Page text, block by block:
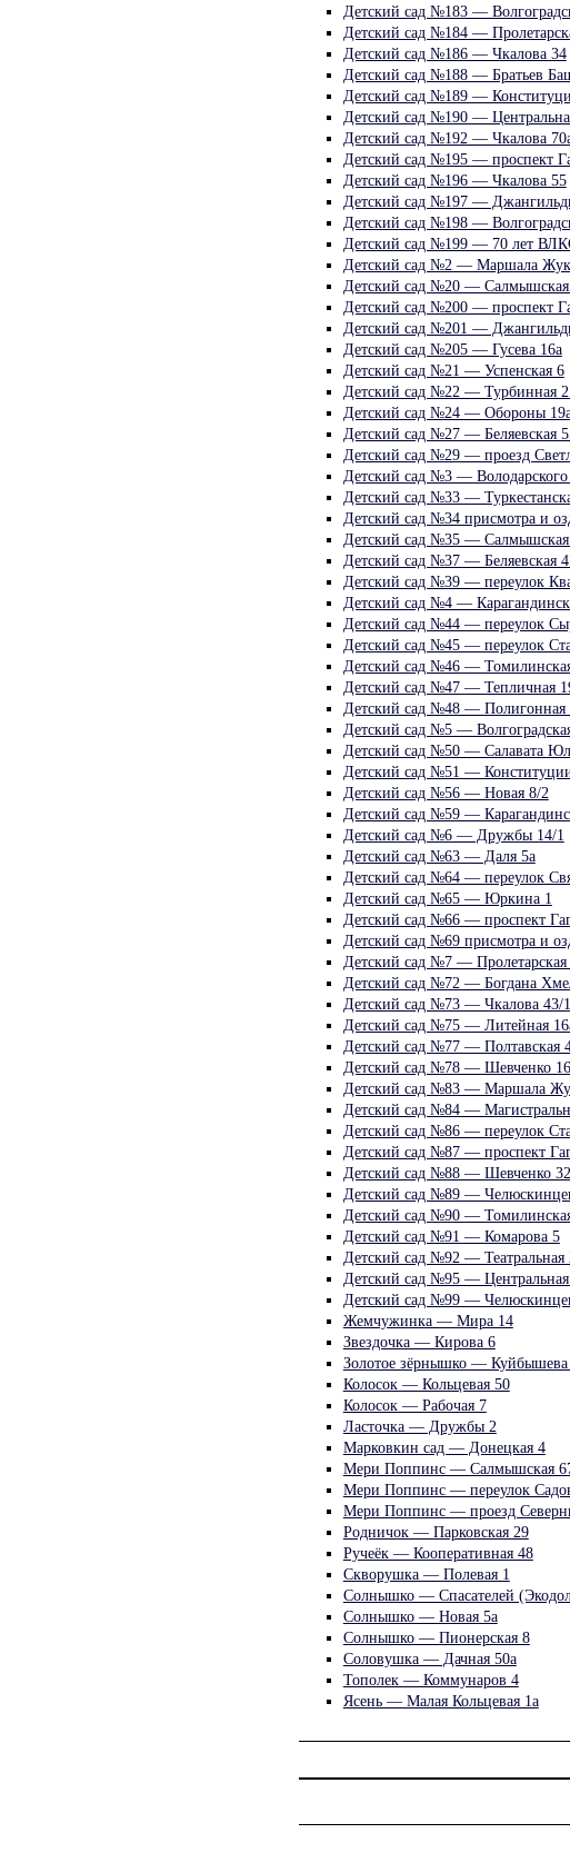
Детский сад №183 —
Детский сад №184 —
Детский сад №186 — Чкалова 34
Детский сад №188 — Братьев
Детский сад №189 —
Детский сад №190 —
Детский сад №192 — Чкалова
Детский сад №195 — проспект
Детский сад №196 — Чкалова 55
Детский сад №197 —
Детский сад №198 —
Детский сад №199 — 70 лет
Детский сад №2 — Маршала
Детский сад №20 — Салмышская
Детский сад №200 — проспект
Детский сад №201 —
Детский сад №205 — Гусева 16а
Детский сад №21 — Успенская 6
Детский сад №22 — Турбинная
Детский сад №24 — Обороны
Детский сад №27 — Беляевская
Детский сад №29 — проезд
Детский сад №3 —
Детский сад №33 —
Детский сад №34 присмотра и
Детский сад №35 — Салмышская
Детский сад №37 — Беляевская
Детский сад №39 — переулок
Детский сад №4 —
Детский сад №44 — переулок
Детский сад №45 — переулок
Детский сад №46 —
Детский сад №47 — Тепличная
Детский сад №48 — Полигонная
Детский сад №5 —
Детский сад №50 — Салавата
Детский сад №51 —
Детский сад №56 — Новая 8/2
Детский сад №59 —
Детский сад №6 — Дружбы 14/1
Детский сад №63 — Даля 5а
Детский сад №64 — переулок
Детский сад №65 — Юркина 1
Детский сад №66 — проспект
Детский сад №69 присмотра и
Детский сад №7 — Пролетарская
Детский сад №72 — Богдана
Детский сад №73 — Чкалова 43/1
Детский сад №75 — Литейная
Детский сад №77 — Полтавская
Детский сад №78 — Шевченко 16
Детский сад №83 — Маршала
Детский сад №84 —
Детский сад №86 — переулок
Детский сад №87 — проспект
Детский сад №88 — Шевченко 32
Детский сад №89 —
Детский сад №90 —
Детский сад №91 — Комарова 5
Детский сад №92 — Театральная
Детский сад №95 — Центральная
Детский сад №99 —
Жемчужинка — Мира 14
Звездочка — Кирова 6
Золотое зёрнышко — Куйбышева
Колосок — Кольцевая 50
Колосок — Рабочая 7
Ласточка — Дружбы 2
Марковкин сад — Донецкая 4
Мери Поппинс — Салмышская
Мери Поппинс — переулок
Мери Поппинс — проезд
Родничок — Парковская 29
Ручеёк — Кооперативная 48
Скворушка — Полевая 1
Солнышко — Спасателей
Солнышко — Новая 5а
Солнышко — Пионерская 8
Соловушка — Дачная 50а
Тополек — Коммунаров 4
Ясень — Малая Кольцевая 1а